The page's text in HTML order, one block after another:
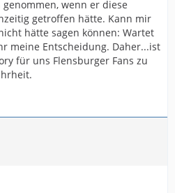
wenn er diese
getroffen hätte. Kann mir
hätte sagen können: Wartet
meine Entscheidung. Daher...ist
für uns Flensburger Fans zu